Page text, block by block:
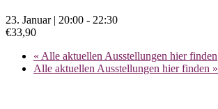
23. Januar | 20:00 - 22:30
€33,90
« Alle aktuellen Ausstellungen hier finden
Alle aktuellen Ausstellungen hier finden »